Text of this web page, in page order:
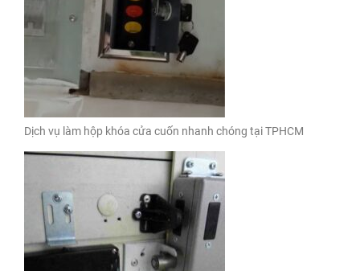
Dịch vụ làm hộp khóa cửa cuốn nhanh chóng tại TPHCM